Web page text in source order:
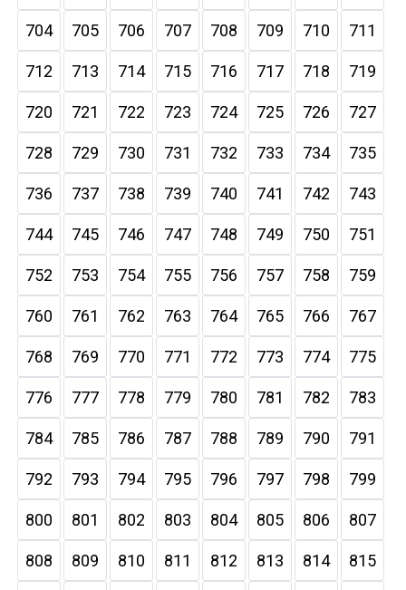
704 705 706 707 708 709 710 711
712 713 714 715 716 717 718 719
720 721 722 723 724 725 726 727
728 729 730 731 732 733 734 735
736 737 738 739 740 741 742 743
744 745 746 747 748 749 750 751
752 753 754 755 756 757 758 759
760 761 762 763 764 765 766 767
768 769 770 771 772 773 774 775
776 777 778 779 780 781 782 783
784 785 786 787 788 789 790 791
792 793 794 795 796 797 798 799
800 801 802 803 804 805 806 807
808 809 810 811 812 813 814 815